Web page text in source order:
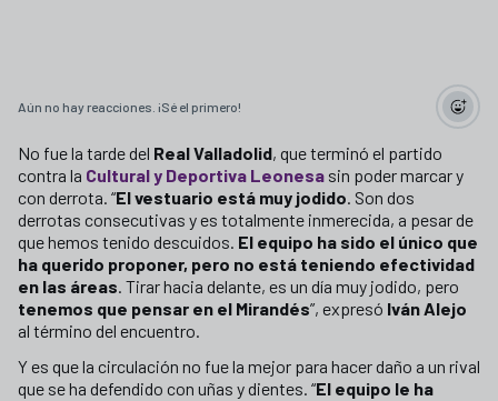
Aún no hay reacciones. ¡Sé el primero!
No fue la tarde del Real Valladolid, que terminó el partido
contra la Cultural y Deportiva Leonesa sin poder marcar y
con derrota. “El vestuario está muy jodido. Son dos
derrotas consecutivas y es totalmente inmerecida, a pesar de
que hemos tenido descuidos. El equipo ha sido el único que
ha querido proponer, pero no está teniendo efectividad
en las áreas. Tirar hacia delante, es un día muy jodido, pero
tenemos que pensar en el Mirandés”, expresó Iván Alejo
al término del encuentro.
Y es que la circulación no fue la mejor para hacer daño a un rival
que se ha defendido con uñas y dientes. “El equipo le ha